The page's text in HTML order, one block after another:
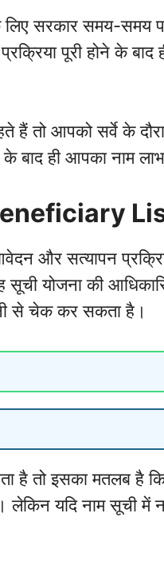
सरकार समय-समय
पूरी होने के बाद
हैं तो आपको सर्वे के
के बाद ही आपका नाम
और सत्यापन
सूची योजना की
से चेक कर सकता है।
है तो इसका मतलब है
लेकिन यदि नाम सूची में